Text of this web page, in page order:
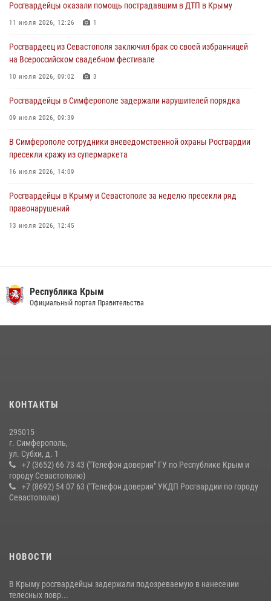
Росгвардейцы Крыма и Севастополя отметили День Крещения Руси
28 июля 2026, 14:18
В Симферополе сотрудники Росгвардии задержали подозреваемого
в краже из гипермаркета
24 июля 2026, 12:21
Росгвардейцы оказали помощь пострадавшим в ДТП в Крыму
11 июля 2026, 12:26 1
Росгвардеец из Севастополя заключил брак со своей избранницей
на Всероссийском свадебном фестивале
10 июля 2026, 09:02 3
Росгвардейцы в Симферополе задержали нарушителей порядка
09 июля 2026, 09:39
В Симферополе сотрудники вневедомственной охраны Росгвардии
пресекли кражу из супермаркета
16 июля 2026, 14:09
Росгвардейцы в Крыму и Севастополе за неделю пресекли ряд
правонарушений
13 июля 2026, 12:45
21 июля 2026, 13:18
Росгвардия в Крыму и Севастополе задержала ряд
правонарушителей
В крымской столице росгвардейцы задержали подозреваемую в
10 июля 2026, 15:10
Республика Крым
Официальный портал Правительства
КОНТАКТЫ
295015
г. Симферополь,
ул. Субхи, д. 1
+7 (3652) 66 73 43 ("Телефон доверия" ГУ по Республике Крым и
городу Севастополю)
+7 (8692) 54 07 63 ("Телефон доверия" УКДП Росгвардии по городу
Севастополю)
НОВОСТИ
В Крыму росгвардейцы задержали подозреваемую в нанесении
телесных повр...